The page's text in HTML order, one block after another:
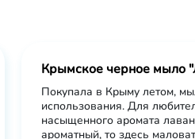
Крымское черное мыло
Покупала в Крыму летом,
использования. Для
насыщенного аромата
ароматный, то здесь